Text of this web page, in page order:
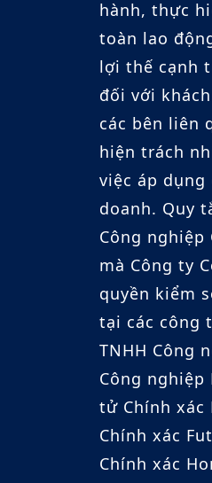
hành, thực
toàn lao
lợi thế cạnh
đối với
các bên liên
hiện trách
việc áp
doanh. Quy
Công nghiệp
mà Công ty
quyền kiểm
tại các công
TNHH Công
Công nghiệp
tử Chính xác
Chính xác
Chính xác